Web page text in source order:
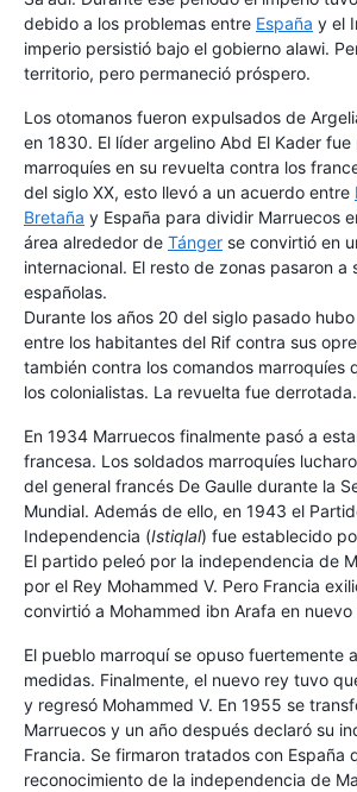
debido a los problemas entre España y el
imperio persistió bajo el gobierno alawi.
territorio, pero permaneció próspero.
Los otomanos fueron expulsados de
en 1830. El líder argelino Abd El Kader
marroquíes en su revuelta contra los
del siglo XX, esto llevó a un acuerdo entre
Bretaña y España para dividir Marruecos
área alrededor de Tánger se convirtió en
internacional. El resto de zonas pasaron a
españolas.
Durante los años 20 del siglo pasado
entre los habitantes del Rif contra sus
también contra los comandos marroquíes
los colonialistas. La revuelta fue derrotada.
En 1934 Marruecos finalmente pasó a
francesa. Los soldados marroquíes
del general francés De Gaulle durante la
Mundial. Además de ello, en 1943 el
Independencia (Istiqlal) fue establecido
El partido peleó por la independencia de
por el Rey Mohammed V. Pero Francia
convirtió a Mohammed ibn Arafa en
El pueblo marroquí se opuso fuertemente
medidas. Finalmente, el nuevo rey tuvo
y regresó Mohammed V. En 1955 se
Marruecos y un año después declaró su
Francia. Se firmaron tratados con España
reconocimiento de la independencia de